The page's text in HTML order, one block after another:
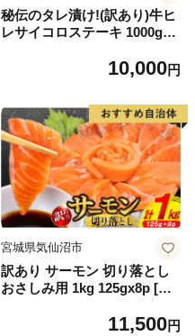
秘伝のタレ漬け!(訳あり)牛ヒ
レサイコロステーキ 1000g
10,000円
宮城県気仙沼市
訳あり サーモン 切り落とし
おさしみ用 1kg 125gx8p [足
4313] 魚 魚介類 鮭 お刺し身
11,500円